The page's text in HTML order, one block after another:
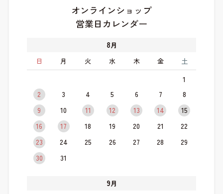
オンラインショップ
営業日カレンダー
8月
日
月 火 水 木 金 土
1
2
3 4 5 6 7
8
9
10 11 12 13 14
15
16
17 18 19 20 21
22
23
24 25 26 27 28
29
30
31
9月